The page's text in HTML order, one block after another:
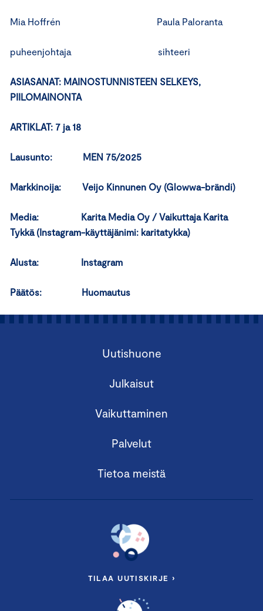
Mia Hoffrén Paula Paloranta
puheenjohtaja sihteeri
ASIASANAT: MAINOSTUNNISTEEN SELKEYS,
PIILOMAINONTA
ARTIKLAT: 7 ja 18
Lausunto: MEN 75/2025
Markkinoija: Veijo Kinnunen Oy (Glowwa-brändi)
Media: Karita Media Oy / Vaikuttaja Karita
Tykkä (Instagram-käyttäjänimi: karitatykka)
Alusta: Instagram
Päätös: Huomautus
Uutishuone
Julkaisut
Vaikuttaminen
Palvelut
Tietoa meistä
TILAA UUTISKIRJE ›